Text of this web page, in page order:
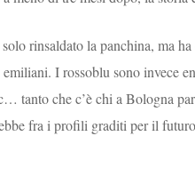
rinsaldato la panchina, ma
I rossoblu sono invece
tanto che c’è chi a Bologna
fra i profili graditi per il